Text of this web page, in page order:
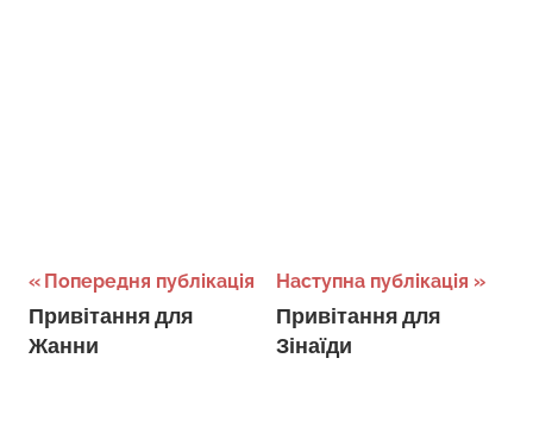
Навігація
записів
Попередня публікація
Привітання для
Жанни
Наступна публікація
Привітання для
Зінаїди